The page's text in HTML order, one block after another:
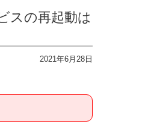
スの再起動は
2021年6月28日